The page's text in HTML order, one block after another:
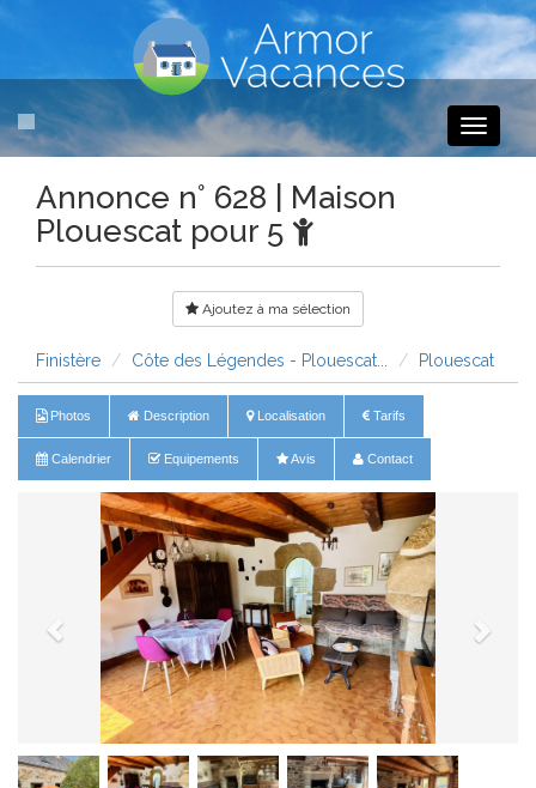
Toggle
Annonce n° 628 | Maison
Plouescat pour 5
Ajoutez à ma sélection
Finistère Côte des Légendes - Plouescat... Plouescat
Photos Description Localisation Tarifs
Calendrier Equipements Avis Contact